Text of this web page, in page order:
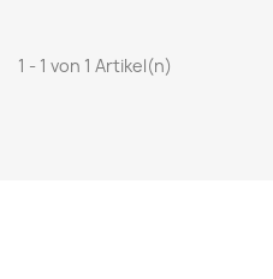
1 - 1 von 1 Artikel(n)